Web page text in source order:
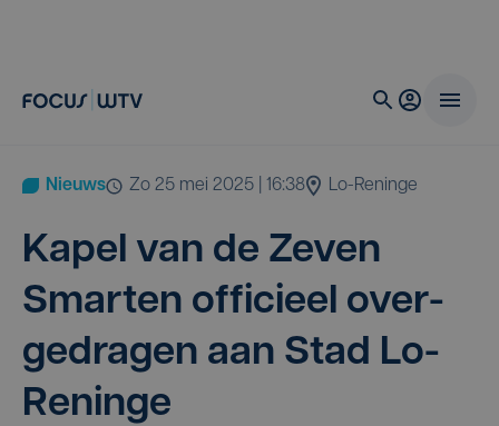
Nieuws zo 25 mei 2025 | 16:38 Lo-Reninge
Kapel van de Zeven
Smar­ten offi­ci­eel over­
ge­dra­gen aan Stad Lo-
Reninge